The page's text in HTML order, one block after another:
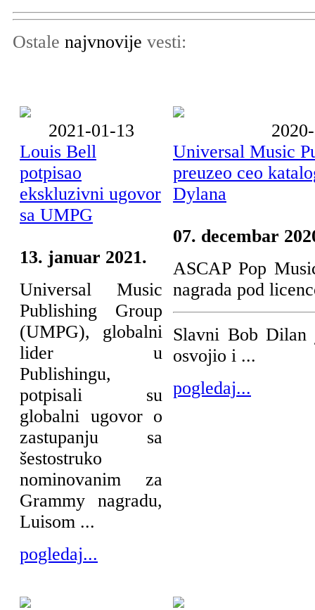
Ostale najvnovije vesti:
2021-01-13
Louis Bell
potpisao
ekskluzivni ugovor
sa UMPG
13. januar 2021.
Universal Music
Publishing Group
(UMPG), globalni
lider u
Publishingu,
potpisali su
globalni ugovor o
zastupanju sa
šestostruko
nominovanim za
Grammy nagradu,
Luisom ...
pogledaj...
Universal Music
preuzeo ceo
Dylana
07. decembar
ASCAP Pop
nagrada pod
Slavni Bob Dilan
osvojio i ...
pogledaj...